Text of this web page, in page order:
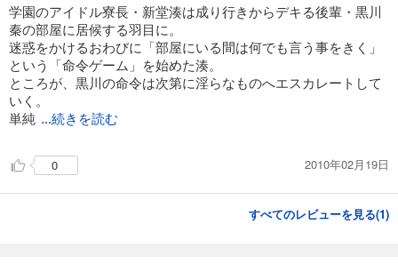
学園のアイドル寮長・新堂湊は成り行きからデキる後輩・黒川
秦の部屋に居候する羽目に。
迷惑をかけるおわびに「部屋にいる間は何でも言う事をきく」
という「命令ゲーム」を始めた湊。
ところが、黒川の命令は次第に淫らなものへエスカレートして
いく。
単純 ...続きを読む
0 2010年02月19日
すべてのレビューを見る(1)